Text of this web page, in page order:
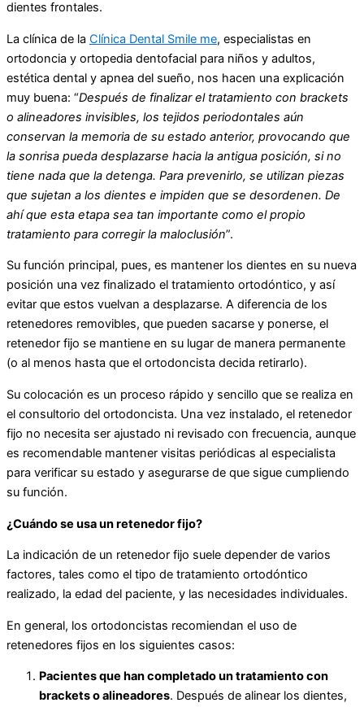
dientes frontales.
La clínica de la Clínica Dental Smile me, especialistas en
ortodoncia y ortopedia dentofacial para niños y adultos,
estética dental y apnea del sueño, nos hacen una explicación
muy buena: “Después de finalizar el tratamiento con brackets
o alineadores invisibles, los tejidos periodontales aún
conservan la memoria de su estado anterior, provocando que
la sonrisa pueda desplazarse hacia la antigua posición, si no
tiene nada que la detenga. Para prevenirlo, se utilizan piezas
que sujetan a los dientes e impiden que se desordenen. De
ahí que esta etapa sea tan importante como el propio
tratamiento para corregir la maloclusión”.
Su función principal, pues, es mantener los dientes en su nueva
posición una vez finalizado el tratamiento ortodóntico, y así
evitar que estos vuelvan a desplazarse. A diferencia de los
retenedores removibles, que pueden sacarse y ponerse, el
retenedor fijo se mantiene en su lugar de manera permanente
(o al menos hasta que el ortodoncista decida retirarlo).
Su colocación es un proceso rápido y sencillo que se realiza en
el consultorio del ortodoncista. Una vez instalado, el retenedor
fijo no necesita ser ajustado ni revisado con frecuencia, aunque
es recomendable mantener visitas periódicas al especialista
para verificar su estado y asegurarse de que sigue cumpliendo
su función.
¿Cuándo se usa un retenedor fijo?
La indicación de un retenedor fijo suele depender de varios
factores, tales como el tipo de tratamiento ortodóntico
realizado, la edad del paciente, y las necesidades individuales.
En general, los ortodoncistas recomiendan el uso de
retenedores fijos en los siguientes casos:
Pacientes que han completado un tratamiento con
brackets o alineadores. Después de alinear los dientes,